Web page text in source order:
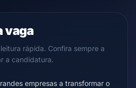
vaga
rápida. Confira sempre a
a candidatura.
empresas a transformar o